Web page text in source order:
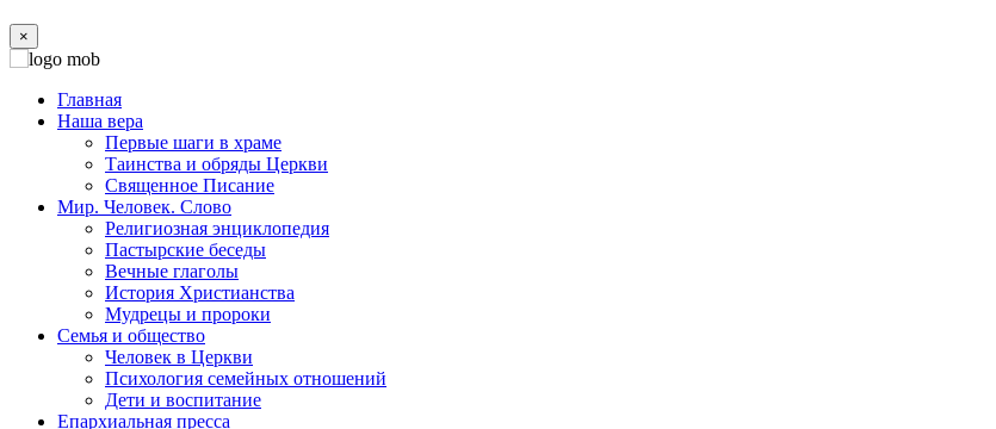
×
Главная
Наша вера
Первые шаги в храме
Таинства и обряды Церкви
Священное Писание
Мир. Человек. Слово
Религиозная энциклопедия
Пастырские беседы
Вечные глаголы
История Христианства
Мудрецы и пророки
Семья и общество
Человек в Церкви
Психология семейных отношений
Дети и воспитание
Епархиальная пресса